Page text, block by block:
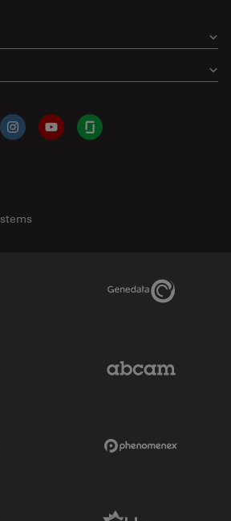
InstagramYouTubeGlassdoor
Genedata Link
Devices Link